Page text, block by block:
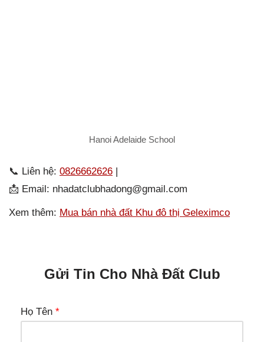
Hanoi Adelaide School
📞 Liên hệ: 0826662626 |
📩 Email: nhadatclubhadong@gmail.com
Xem thêm: Mua bán nhà đất Khu đô thị Geleximco
Gửi Tin Cho Nhà Đất Club
Họ Tên *